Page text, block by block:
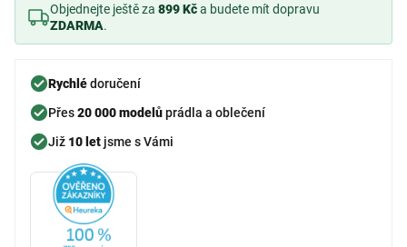
Objednejte ještě za 899 Kča budete mít dopravu
ZDARMA.
Rychlédoručení
Přes20 000 modelůprádla a oblečení
Již 10 let jsme s Vámi